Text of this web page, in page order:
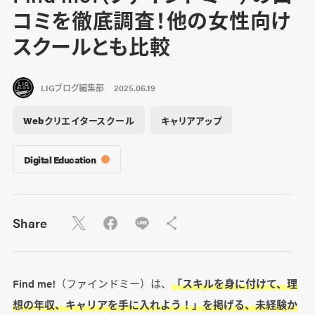
コミを徹底調査！他の女性向け
スクールとも比較
LIGブログ編集部 2025.06.19
Webクリエイタースクール キャリアアップ
Digital Education
Share
Find me!（ファインドミー）は、 「スキルを身に付けて、理
想の年収、キャリアを手に入れよう！」を掲げる、未経験か